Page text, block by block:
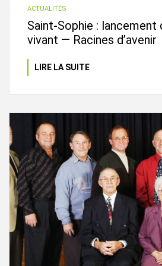
ACTUALITÉS
Saint-Sophie : lancement
vivant — Racines d’avenir
LIRE LA SUITE